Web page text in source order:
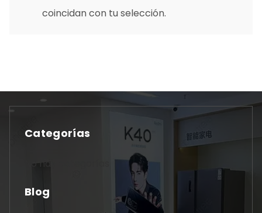
coincidan con tu selección.
Categorías
No hay categorías
Blog